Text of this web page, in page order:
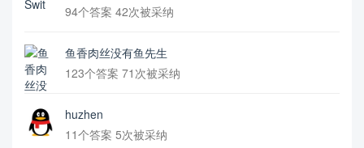
94个答案 42次被采纳
鱼香肉丝没有鱼先生
123个答案 71次被采纳
huzhen
11个答案 5次被采纳